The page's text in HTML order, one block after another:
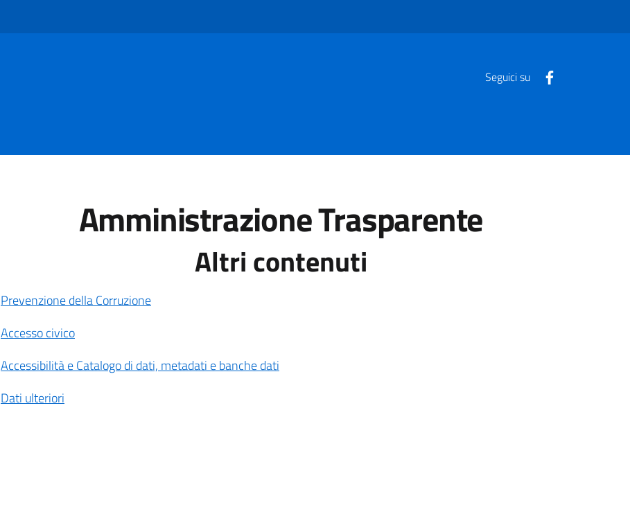
Seguici su
Amministrazione Trasparente
Altri contenuti
Prevenzione della Corruzione
Accesso civico
Accessibilità e Catalogo di dati, metadati e banche dati
Dati ulteriori